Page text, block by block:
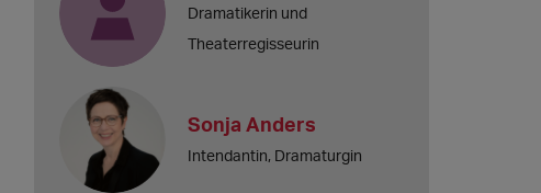
Dramatikerin und
Theaterregisseurin
Sonja Anders
Intendantin, Dramaturgin